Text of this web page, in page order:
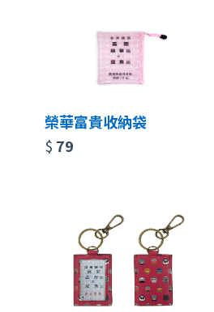
榮華富貴收納袋
$ 79